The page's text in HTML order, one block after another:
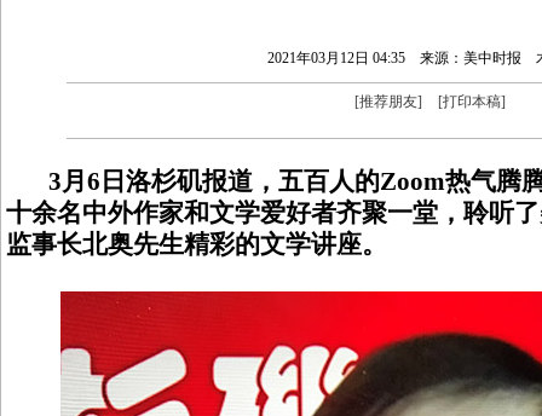
2021年03月12日 04:35 来源：美中时报
[推荐朋友] [打印本稿]
3月6日洛杉矶报道，五百人的Zoom热气腾
十余名中外作家和文学爱好者齐聚一堂，聆听
监事长北奥先生精彩的文学讲座。